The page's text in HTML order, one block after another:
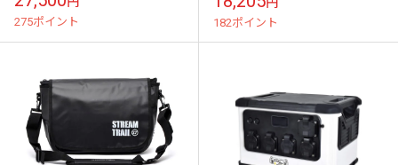
275ポイント 182ポイント